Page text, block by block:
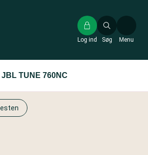
Søg
Log ind Menu
JBL TUNE 760NC